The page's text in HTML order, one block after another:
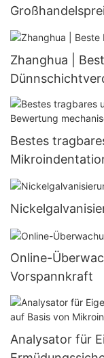
Zhanghua |
Bestes
mechanischer
Online-
Vorspannkraft
Analysator für